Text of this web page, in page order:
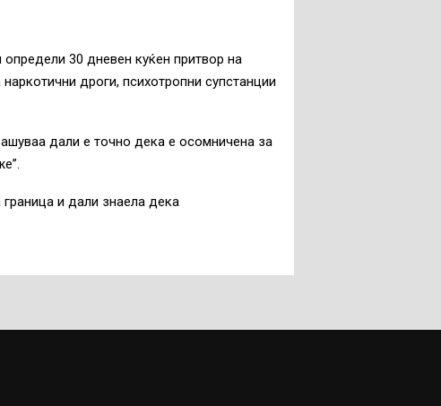
30 дневен куќен притвор на
дроги, психотропни супстанции
дали е точно дека е осомничена за
и дали знаела дека